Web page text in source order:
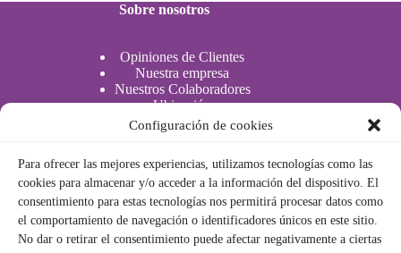
Configuración de cookies
Para ofrecer las mejores experiencias, utilizamos tecnologías como las
cookies para almacenar y/o acceder a la información del dispositivo. El
consentimiento para estas tecnologías nos permitirá procesar datos como
el comportamiento de navegación o identificadores únicos en este sitio.
No dar o retirar el consentimiento puede afectar negativamente a ciertas
Sobre nosotros
Opiniones de Clientes
Nuestra empresa
Nuestros Colaboradores
Ubicación
Actividades Acuáticas
Legal